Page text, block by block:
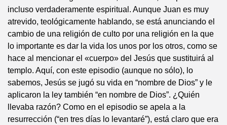
incluso verdaderamente espiritual. Aunque Juan es muy
atrevido, teológicamente hablando, se está anunciando el
cambio de una religión de culto por una religión en la que
lo importante es dar la vida los unos por los otros, como se
hace al mencionar el «cuerpo» del Jesús que sustituirá al
templo. Aquí, con este episodio (aunque no sólo), lo
sabemos, Jesús se jugó su vida en “nombre de Dios” y le
aplicaron la ley también “en nombre de Dios”. ¿Quién
llevaba razón? Como en el episodio se apela a la
resurrección (“en tres días lo levantaré”), está claro que era